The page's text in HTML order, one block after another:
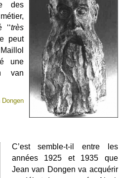
des
très
peut
une
van
C’est semble-t-il entre les
années 1925 et 1935 que
Jean van Dongen va acquérir